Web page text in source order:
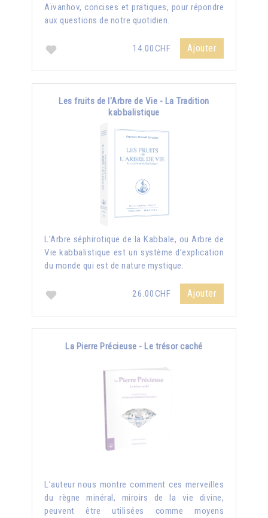
Aïvanhov, concises et pratiques, pour répondre
aux questions de notre quotidien.
14.00CHF Ajouter
Les fruits de l'Arbre de Vie - La Tradition
kabbalistique
L’Arbre séphirotique de la Kabbale, ou Arbre de
Vie kabbalistique est un système d’explication
du monde qui est de nature mystique.
26.00CHF Ajouter
La Pierre Précieuse - Le trésor caché
L’auteur nous montre comment ces merveilles
du règne minéral, miroirs de la vie divine,
peuvent être utilisées comme moyens